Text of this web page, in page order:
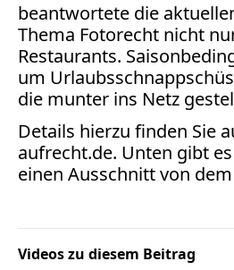
beantwortete die
Thema Fotorecht nicht
Restaurants.
um
die munter ins Netz
Details hierzu finden Sie
aufrecht.de. Unten gibt
einen Ausschnitt von
Videos zu diesem Beitrag
TV
Tagesspiegel
Urheberrecht
Verbraucherrecht
Volle
Kanne
WDR
Wettbewerbsrecht
ZDF